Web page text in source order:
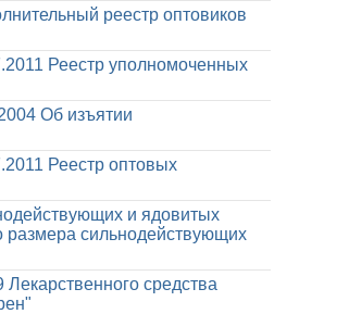
реестр оптовиков
Реестр уполномоченных
Об изъятии
Реестр оптовых
и ядовитых
размера сильнодействующих
Лекарственного средства